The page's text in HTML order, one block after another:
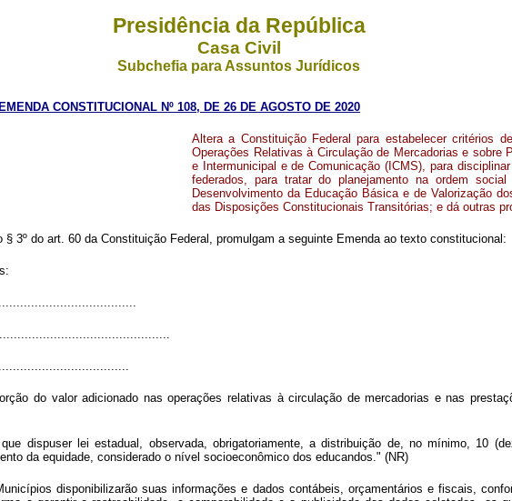
Presidência da República
Casa Civil
Subchefia para Assuntos Jurídicos
EMENDA CONSTITUCIONAL Nº 108, DE 26 DE AGOSTO DE 2020
Altera a Constituição Federal para estabelecer critérios
Operações Relativas à Circulação de Mercadorias e sobre
e Intermunicipal e de Comunicação (ICMS), para
federados, para tratar do planejamento na ordem
Desenvolvimento da Educação Básica e de Valorização
das Disposições Constitucionais Transitórias; e dá outras
3º do art. 60 da Constituição Federal, promulgam a seguinte Emenda ao texto constitucional:
do valor adicionado nas operações relativas à circulação de mercadorias e nas
dispuser lei estadual, observada, obrigatoriamente, a distribuição de, no mínimo, 10
da equidade, considerado o nível socioeconômico dos educandos." (NR)
disponibilizarão suas informações e dados contábeis, orçamentários e fiscais,